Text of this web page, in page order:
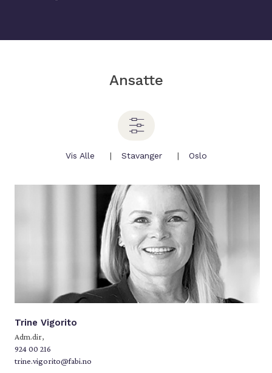
Ansatte
Vis Alle Stavanger Oslo
Trine Vigorito
Adm.dir,
924 00 216
trine.vigorito@fabi.no